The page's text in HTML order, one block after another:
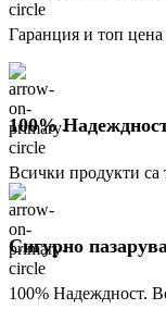
Гаранция и топ
100%
Всички продукти са
Сигурно
100% Надеждност.